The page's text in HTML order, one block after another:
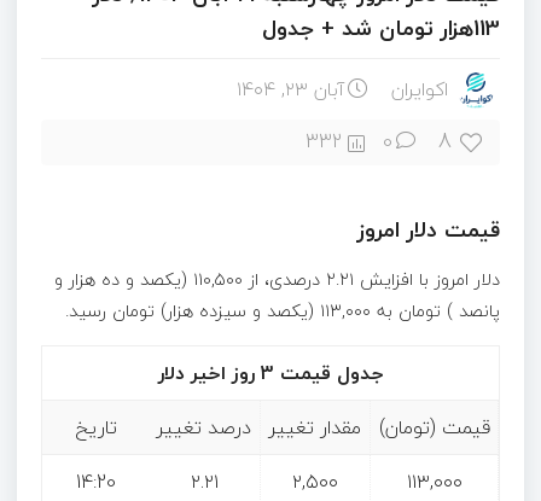
113هزار تومان شد + جدول
اکوایران آبان ۲۳, ۱۴۰۴
8
0
332
قیمت دلار امروز
دلار امروز با افزایش ۲.۲۱ درصدی، از ۱۱۰,۵۰۰ (یکصد و ده هزار و
پانصد ) تومان به ۱۱۳,۰۰۰ (یکصد و سیزده هزار) تومان رسید.
جدول قیمت 3 روز اخیر دلار
قیمت (تومان)
مقدار تغییر درصد تغییر
تاریخ
۱۱۳,۰۰۰
۲,۵۰۰ ۲.۲۱
14:20